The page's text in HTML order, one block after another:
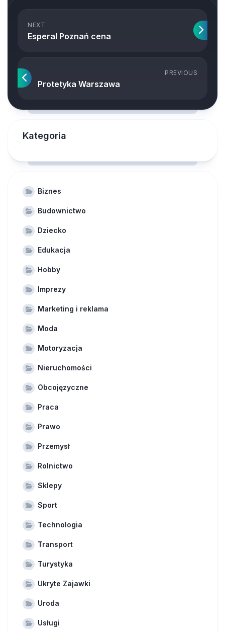
NEXT
Esperal Poznań cena
PREVIOUS
Protetyka Warszawa
Kategoria
Biznes
Budownictwo
Dziecko
Edukacja
Hobby
Imprezy
Marketing i reklama
Moda
Motoryzacja
Nieruchomości
Obcojęzyczne
Praca
Prawo
Przemysł
Rolnictwo
Sklepy
Sport
Technologia
Transport
Turystyka
Ukryte Zajawki
Uroda
Usługi